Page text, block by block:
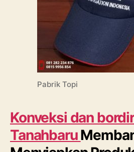
Pabrik Topi
Konveksi dan
Tanahbaru